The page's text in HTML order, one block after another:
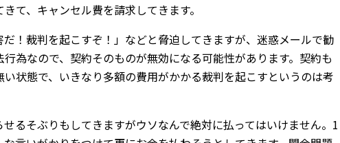
て、キャンセル費を請求してきます。
だ！裁判を起こすぞ！」などと脅迫してきますが、迷惑メールで勧
為なので、契約そのものが無効になる可能性があります。契約も
状態で、いきなり多額の費用がかかる裁判を起こすというのは考
るそぶりもしてきますがウソなんで絶対に払ってはいけません。1